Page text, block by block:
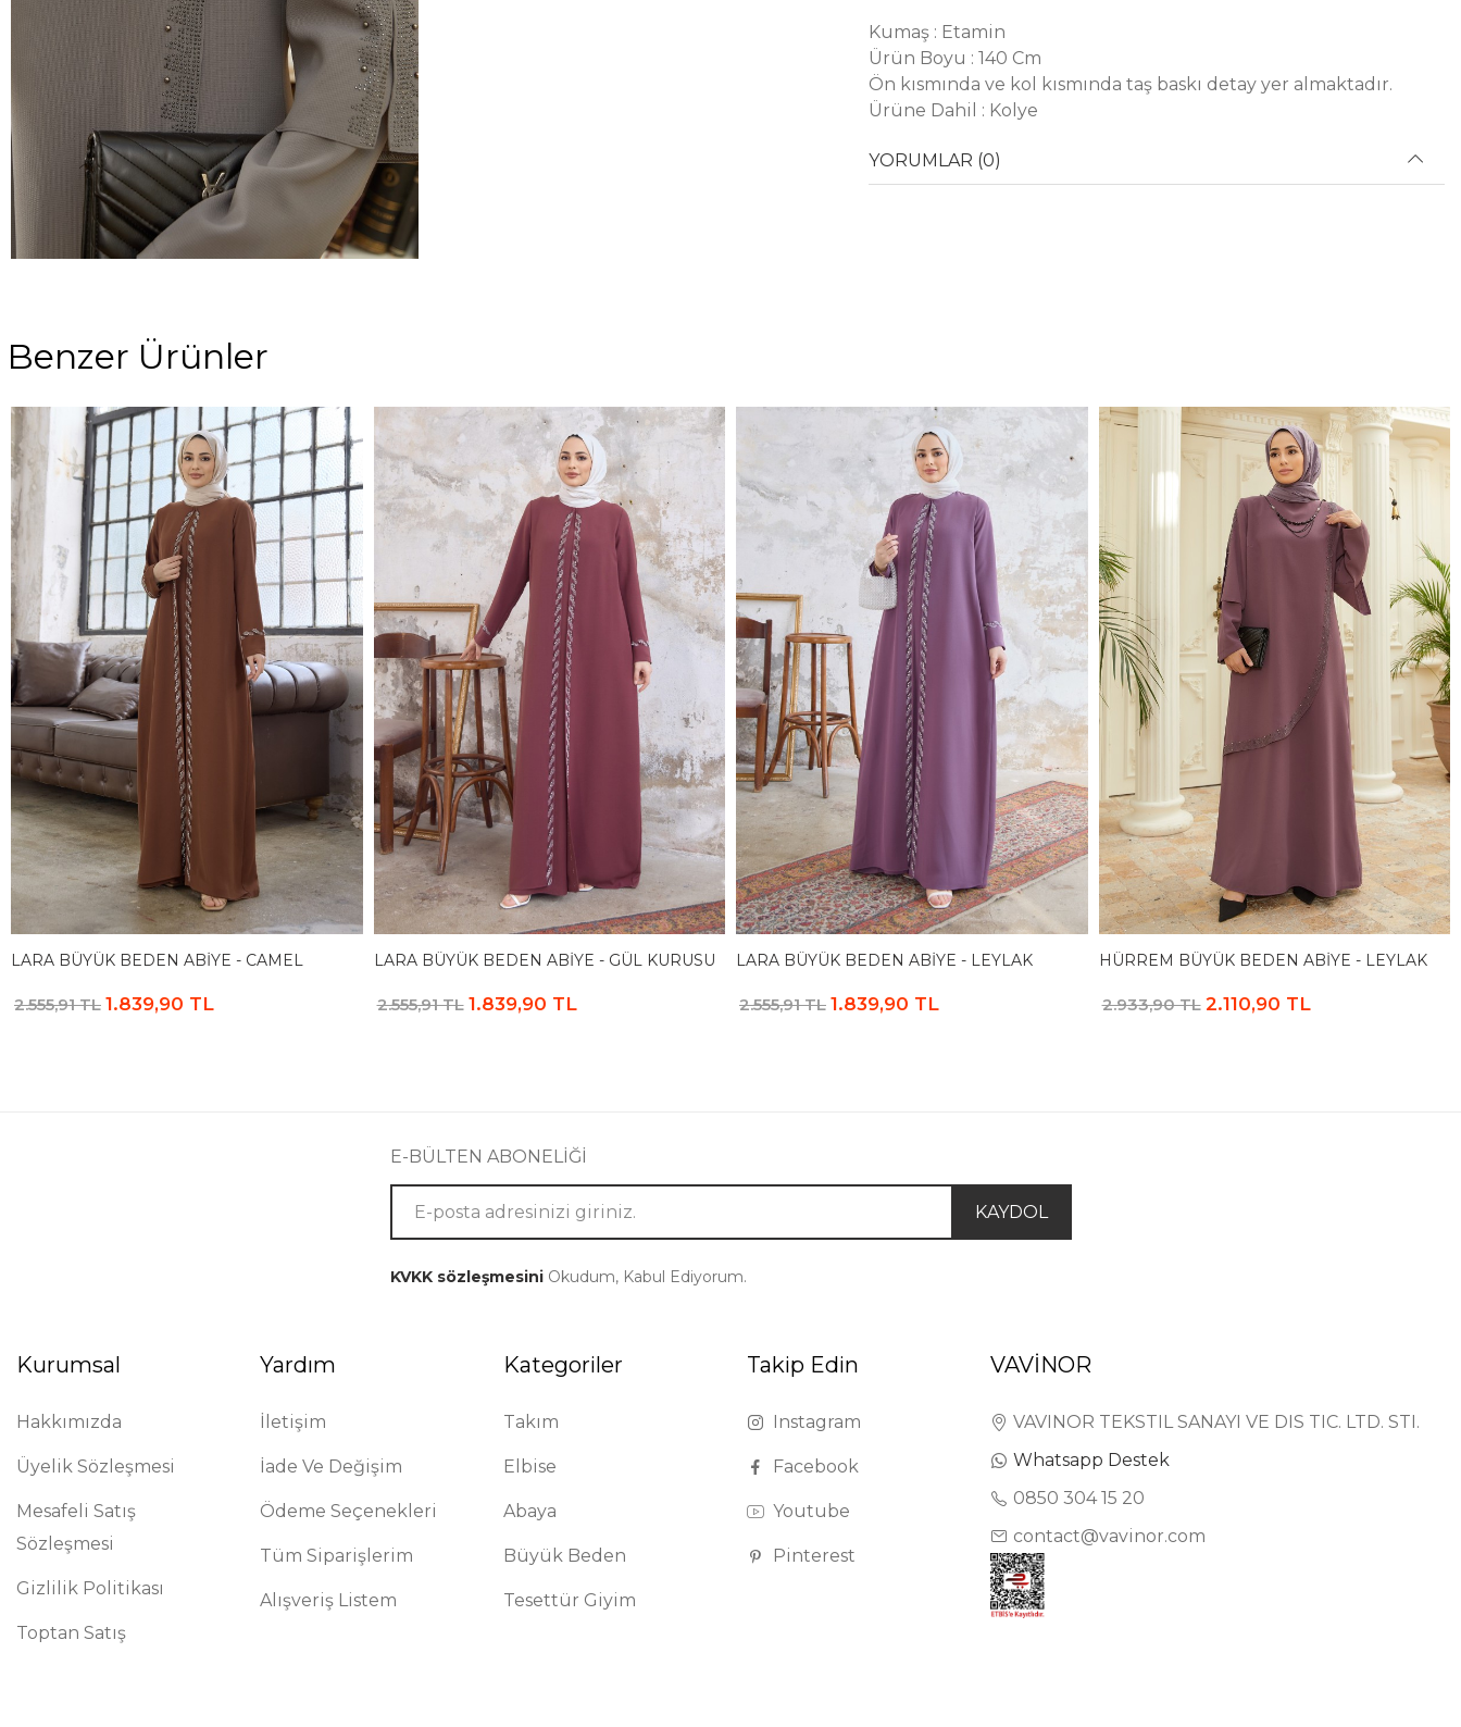
Kumaş : Etamin
Ürün Boyu : 140 Cm
Ön kısmında ve kol kısmında taş baskı detay yer almaktadır.
Ürüne Dahil : Kolye
YORUMLAR (0)
Benzer Ürünler
LARA BÜYÜK BEDEN ABIYE - CAMEL
2.555,91 TL 1.839,90 TL
LARA BÜYÜK BEDEN ABIYE - GÜL KURUSU
2.555,91 TL 1.839,90 TL
LARA BÜYÜK BEDEN ABIYE - LEYLAK
2.555,91 TL 1.839,90 TL
HÜRREM BÜYÜK BEDEN ABIYE - LEYLAK
2.933,90 TL 2.110,90 TL
E-BÜLTEN ABONELİĞİ
KAYDOL
KVKK sözleşmesiniOkudum, Kabul Ediyorum.
Kurumsal
Hakkımızda
Üyelik Sözleşmesi
Mesafeli Satış
Sözleşmesi
Gizlilik Politikası
Toptan Satış
Yardım
İletişim
İade Ve Değişim
Ödeme Seçenekleri
Tüm Siparişlerim
Alışveriş Listem
Kategoriler
Takım
Elbise
Abaya
Büyük Beden
Tesettür Giyim
Takip Edin
Instagram
Facebook
Youtube
Pinterest
VAVİNOR
VAVINOR TEKSTIL SANAYI VE DIS TIC. LTD. STI.
Whatsapp Destek
0850 304 15 20
contact@vavinor.com